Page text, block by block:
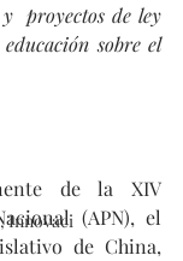
Innovaci
proyectos de ley
sobre el
de la XIV
(APN), el
de China,